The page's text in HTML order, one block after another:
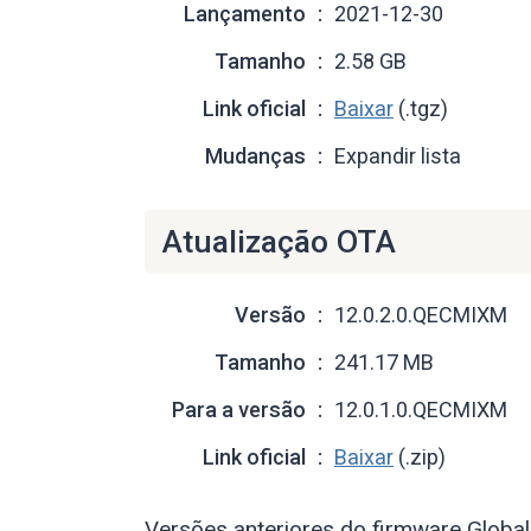
Lançamento
2021-12-30
Tamanho
2.58 GB
Link oficial
Baixar (.tgz)
Mudanças
Expandir lista
Atualização OTA
Versão
12.0.2.0.QECMIXM
Tamanho
241.17 MB
Para a versão
12.0.1.0.QECMIXM
Link oficial
Baixar (.zip)